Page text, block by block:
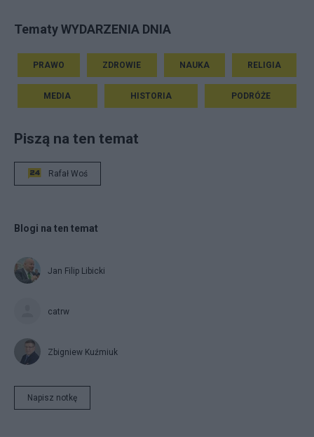
Tematy WYDARZENIA DNIA
PRAWO ZDROWIE NAUKA RELIGIA
MEDIA HISTORIA PODRÓŻE
Piszą na ten temat
Rafał Woś
Blogi na ten temat
Jan Filip Libicki
catrw
Zbigniew Kuźmiuk
Napisz notkę